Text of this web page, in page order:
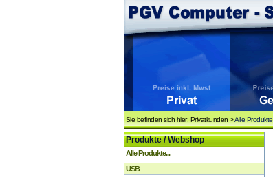
Sie befinden sich hier: Privatkunden >Alle Produkte
Produkte / Webshop
Alle Produkte...
USB